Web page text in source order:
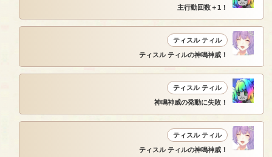
主行動回数＋1！
ティスル ティル
ティスル ティルの神鳴神威！
ティスル ティル
神鳴神威の発動に失敗！
ティスル ティル
ティスル ティルの神鳴神威！